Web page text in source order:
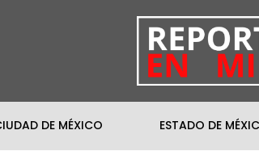
DE MÉXICO ESTADO DE